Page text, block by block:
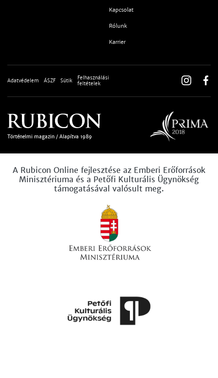
Kapcsolat
Rólunk
Karrier
Adatvédelem ÁSZF Sütik
Felhasználási
feltételek
Történelmi magazin / Alapítva 1989
A Rubicon Online fejlesztése az Emberi Erőforrások
Minisztériuma és a Petőfi Kulturális Ügynökség
támogatásával valósult meg.